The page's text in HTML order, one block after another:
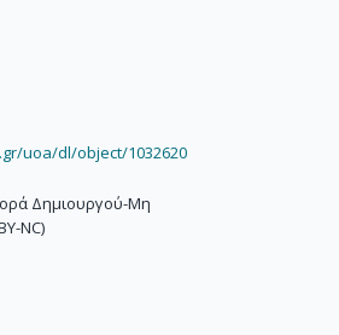
uoa/dl/object/1032620
Δημιουργού-Μη
NC)